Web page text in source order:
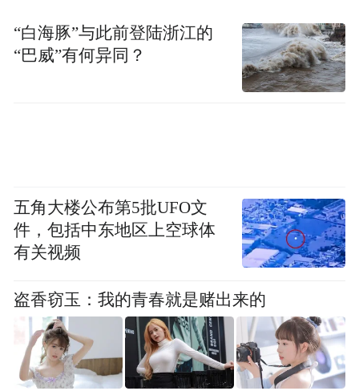
至如归。
强化组织领导，高标准、严要求、快节奏推
进各项具体工作。
抓深、抓细。
强化宣传造势，精心策划形式多样的舆论宣
传，持续造浓社会面氛围，全方位、多角度
“白海豚”与此前登陆浙江的
“巴威”有何异同？
五角大楼公布第5批UFO文
件，包括中东地区上空球体
有关视频
盗香窃玉：我的青春就是赌出来的